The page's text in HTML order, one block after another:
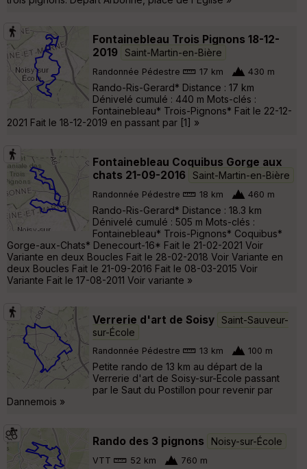
Fontainebleau Trois Pignons 18-12-
2019
Saint-Martin-en-Bière
Randonnée Pédestre 17 km 430 m
Rando-Ris-Gerard* Distance : 17 km
Dénivelé cumulé : 440 m Mots-clés :
Fontainebleau* Trois-Pignons* Fait le 22-12-
2021 Fait le 18-12-2019 en passant par [1] »
Fontainebleau Coquibus Gorge aux
chats 21-09-2016
Saint-Martin-en-Bière
Randonnée Pédestre 18 km 460 m
Rando-Ris-Gerard* Distance : 18.3 km
Dénivelé cumulé : 505 m Mots-clés :
Fontainebleau* Trois-Pignons* Coquibus*
Gorge-aux-Chats* Denecourt-16* Fait le 21-02-2021 Voir
Variante en deux Boucles Fait le 28-02-2018 Voir Variante en
deux Boucles Fait le 21-09-2016 Fait le 08-03-2015 Voir
Variante Fait le 17-08-2011 Voir variante »
Verrerie d'art de Soisy Saint-Sauveur-
sur-École
Randonnée Pédestre 13 km 100 m
Petite rando de 13 km au départ de la
Verrerie d'art de Soisy-sur-Ecole passant
par le Saut du Postillon pour revenir par
Dannemois »
Rando des 3 pignons Noisy-sur-École
VTT 52 km 760 m